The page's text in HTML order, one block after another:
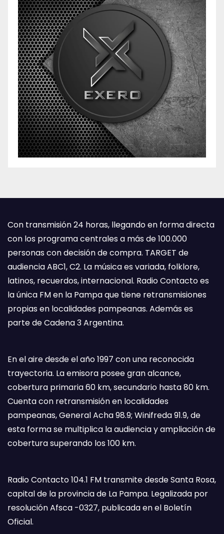
Con transmisión 24 horas, llegando en forma directa
con los programa centrales a más de 100.000
personas con decisión de compra. TARGET de
audiencia ABC1, C2. La música es variada, folklore,
latinos, recuerdos, internacional. Radio Contacto es
la única FM en la Pampa que tiene retransmisiones
propias en localidades pampeanas. Además es
parte de Cadena 3 Argentina.
En el aire desde el año 1997 con una reconocida
trayectoria. La emisora posee gran alcance,
cobertura primaria 60 km, secundario hasta 80 km.
Cuenta con retransmisión en localidades
pampeanas, General Acha 98.9; Winifreda 91.9, de
esta forma se multiplica la audiencia y ampliación de
cobertura superando los 100 km.
Radio Contacto 104.1 FM transmite desde Santa Rosa,
capital de la provincia de La Pampa. Legalizada por
resolución Afsca -0327, publicada en el Boletín
Oficial.